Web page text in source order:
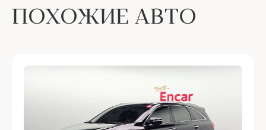
ПОХОЖИЕ АВТО